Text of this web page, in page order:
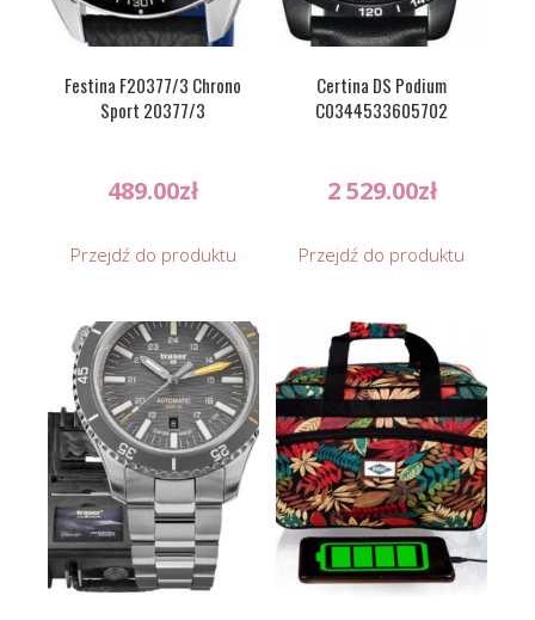
Festina F20377/3 Chrono
Sport 20377/3
489.00zł
Przejdź do produktu
Certina DS Podium
C0344533605702
2 529.00zł
Przejdź do produktu